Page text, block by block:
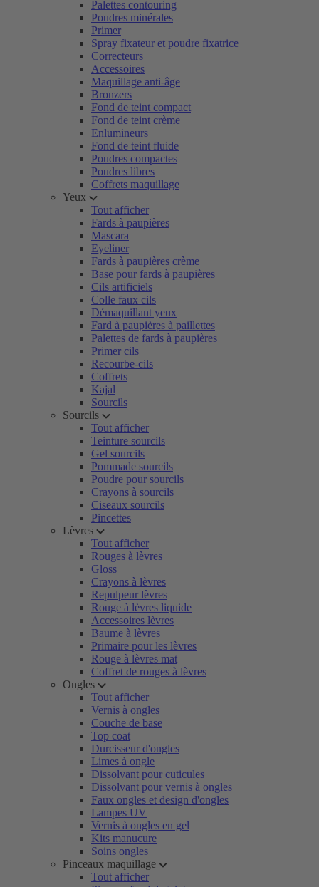
Palettes contouring
Poudres minérales
Primer
Spray fixateur et poudre fixatrice
Correcteurs
Accessoires
Maquillage anti-âge
Bronzers
Fond de teint compact
Fond de teint crème
Enlumineurs
Fond de teint fluide
Poudres compactes
Poudres libres
Coffrets maquillage
Yeux
Tout afficher
Fards à paupières
Mascara
Eyeliner
Fards à paupières crème
Base pour fards à paupières
Cils artificiels
Colle faux cils
Démaquillant yeux
Fard à paupières à paillettes
Palettes de fards à paupières
Primer cils
Recourbe-cils
Coffrets
Kajal
Sourcils
Sourcils
Tout afficher
Teinture sourcils
Gel sourcils
Pommade sourcils
Poudre pour sourcils
Crayons à sourcils
Ciseaux sourcils
Pincettes
Lèvres
Tout afficher
Rouges à lèvres
Gloss
Crayons à lèvres
Repulpeur lèvres
Rouge à lèvres liquide
Accessoires lèvres
Baume à lèvres
Primaire pour les lèvres
Rouge à lèvres mat
Coffret de rouges à lèvres
Ongles
Tout afficher
Vernis à ongles
Couche de base
Top coat
Durcisseur d'ongles
Limes à ongle
Dissolvant pour cuticules
Dissolvant pour vernis à ongles
Faux ongles et design d'ongles
Lampes UV
Vernis à ongles en gel
Kits manucure
Soins ongles
Pinceaux maquillage
Tout afficher